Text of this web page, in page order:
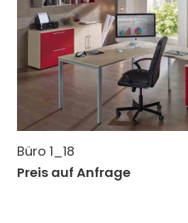
Büro 1_18
Preis auf Anfrage